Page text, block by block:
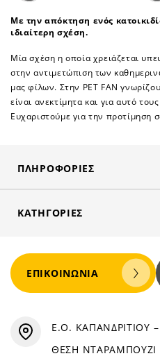
Με την απόκτηση ενός
ιδιαίτερη σχέση.
Μία σχέση η οποία χρειάζεται
στην αντιμετώπιση των
μας φίλων. Στην PET FAN
είναι ανεκτίμητα και για αυτό
Ευχαριστούμε για την προτίμηση
ΠΛΗΡΟΦΟΡΊΕΣ
ΚΑΤΗΓΟΡΊΕΣ
ΕΠΙΚΟΙΝΩΝΊΑ
Ε.Ο. ΚΑΠΑΝΔΡΙΤΙΟΥ
ΘΕΣΗ ΝΤΑΡΑΜΠΟΥΖΙ